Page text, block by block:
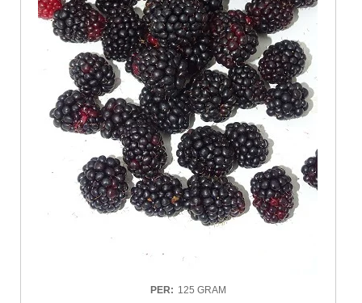
PER: 125 GRAM